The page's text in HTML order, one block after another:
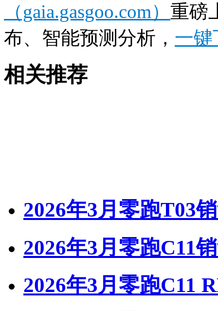
（gaia.gasgoo.com） 重磅
布、智能预测分析， 一键
相关推荐
2026年3月零跑T03
2026年3月零跑C11
2026年3月零跑C11